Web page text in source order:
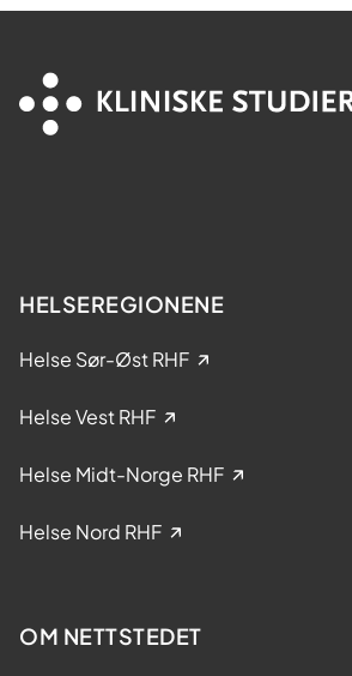
HELSEREGIONENE
Helse Sør-Øst RHF
Helse Vest RHF
Helse Midt-Norge RHF
Helse Nord RHF
OM NETTSTEDET